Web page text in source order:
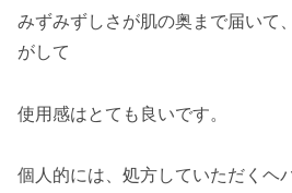
みずみずしさが肌の奥まで届いて
がして
使用感はとても良いです。
個人的には、処方していただくヘ